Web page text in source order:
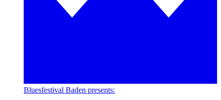
Bluesfestival Baden presents: